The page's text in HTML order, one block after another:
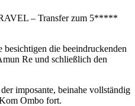
– Transfer zum 5*****
die beeindruckenden
Re und schließlich den
imposante, beinahe vollständig
Ombo fort.